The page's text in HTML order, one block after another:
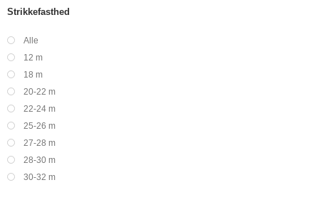
Strikkefasthed
Alle
12 m
18 m
20-22 m
22-24 m
25-26 m
27-28 m
28-30 m
30-32 m